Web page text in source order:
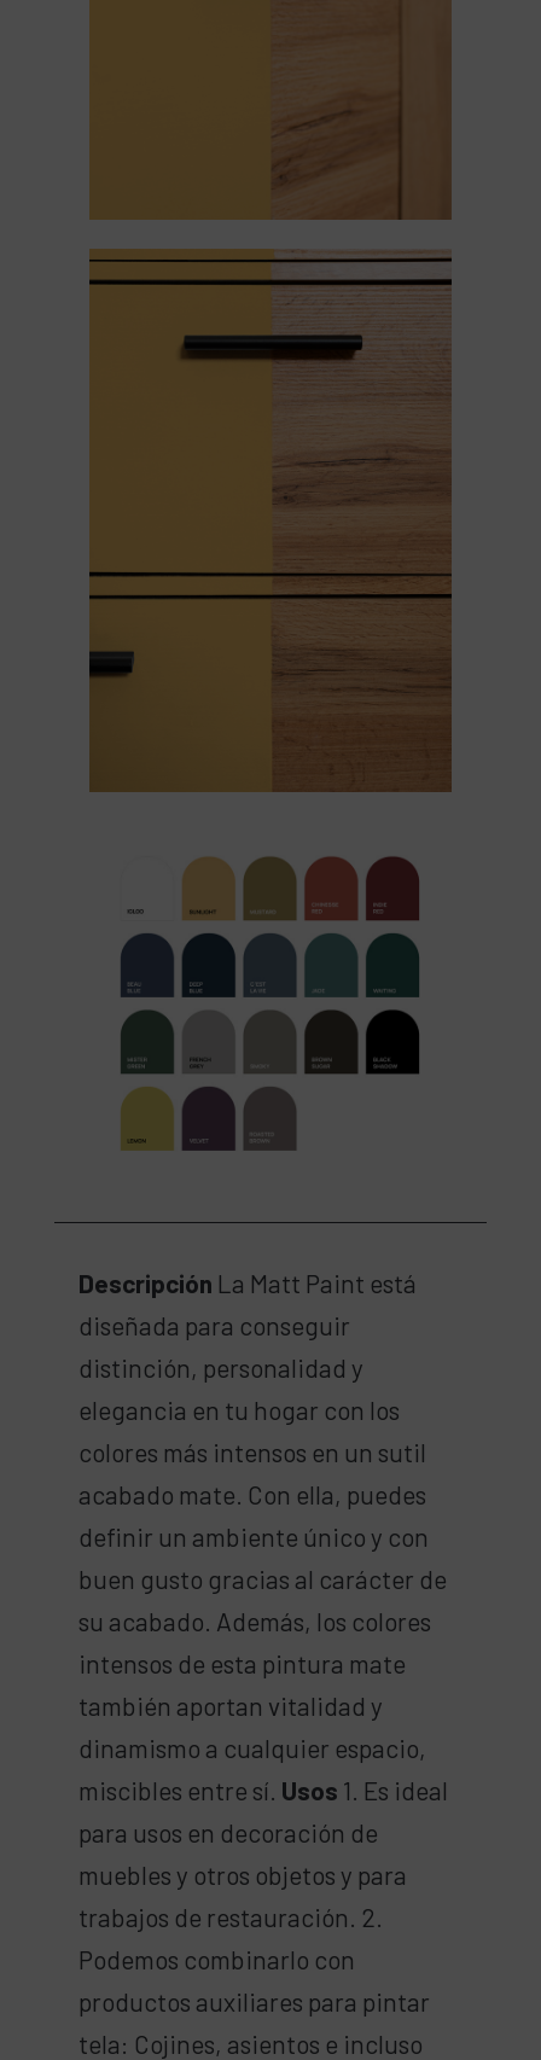
Descripción La Matt Paint está
diseñada para conseguir
distinción, personalidad y
elegancia en tu hogar con los
colores más intensos en un sutil
acabado mate. Con ella, puedes
definir un ambiente único y con
buen gusto gracias al carácter de
su acabado. Además, los colores
intensos de esta pintura mate
también aportan vitalidad y
dinamismo a cualquier espacio,
miscibles entre sí. Usos 1. Es ideal
para usos en decoración de
muebles y otros objetos y para
trabajos de restauración. 2.
Podemos combinarlo con
productos auxiliares para pintar
tela: Cojines, asientos e incluso